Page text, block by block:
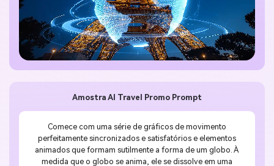
Amostra AI Travel Promo Prompt
Comece com uma série de gráficos de movimento
perfeitamente sincronizados e satisfatórios e elementos
animados que formam sutilmente a forma de um globo. À
medida que o globo se anima, ele se dissolve em uma